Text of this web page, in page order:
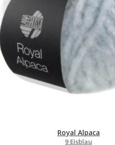
Royal Alpaca
9 Eisblau